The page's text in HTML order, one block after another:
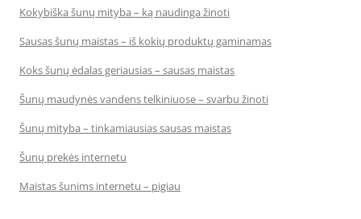
Kokybiška šunų mityba – ką naudinga žinoti
Sausas šunų maistas – iš kokių produktų gaminamas
Koks šunų ėdalas geriausias – sausas maistas
Šunų maudynės vandens telkiniuose – svarbu žinoti
Šunų mityba – tinkamiausias sausas maistas
Šunų prekės internetu
Maistas šunims internetu – pigiau